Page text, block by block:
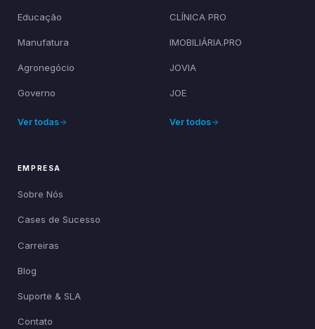
Educação
Manufatura
Agronegócio
Governo
Ver todas
CLÍNICA PRO
IMOBILIÁRIA.PRO
JOVIA
JOE
Ver todos
EMPRESA
Sobre Nós
Cases de Sucesso
Carreiras
Blog
Suporte & SLA
Contato